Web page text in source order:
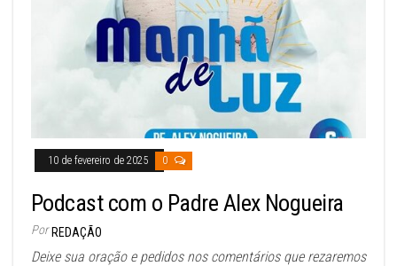
10 de fevereiro de 2025 0
Podcast com o Padre Alex Nogueira
Por REDAÇÃO
Deixe sua oração e pedidos nos comentários que rezaremos